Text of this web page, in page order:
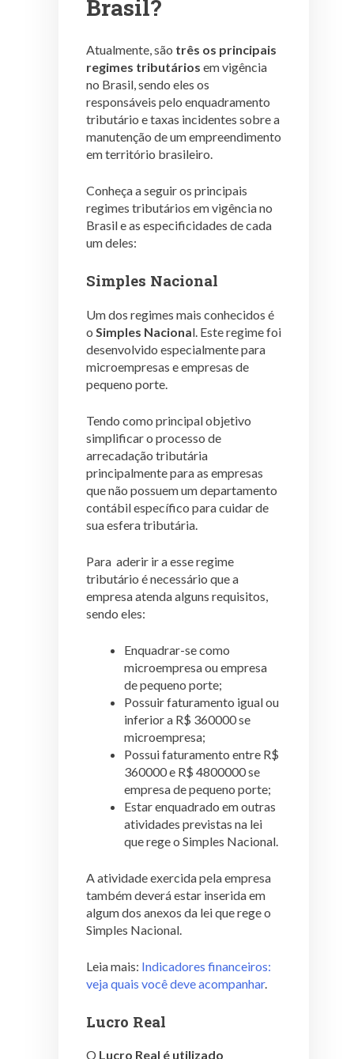
Brasil?
Atualmente, são três os principais
regimes tributários em vigência
no Brasil, sendo eles os
responsáveis pelo enquadramento
tributário e taxas incidentes sobre a
manutenção de um empreendimento
em território brasileiro.
Conheça a seguir os principais
regimes tributários em vigência no
Brasil e as especificidades de cada
um deles:
Simples Nacional
Um dos regimes mais conhecidos é
o Simples Nacional. Este regime foi
desenvolvido especialmente para
microempresas e empresas de
pequeno porte.
Tendo como principal objetivo
simplificar o processo de
arrecadação tributária
principalmente para as empresas
que não possuem um departamento
contábil específico para cuidar de
sua esfera tributária.
Para aderir ir a esse regime
tributário é necessário que a
empresa atenda alguns requisitos,
sendo eles:
Enquadrar-se como
microempresa ou empresa
de pequeno porte;
Possuir faturamento igual ou
inferior a R$ 360000 se
microempresa;
Possui faturamento entre R$
360000 e R$ 4800000 se
empresa de pequeno porte;
Estar enquadrado em outras
atividades previstas na lei
que rege o Simples Nacional.
A atividade exercida pela empresa
também deverá estar inserida em
algum dos anexos da lei que rege o
Simples Nacional.
Leia mais: Indicadores financeiros:
veja quais você deve acompanhar.
Lucro Real
O Lucro Real é utilizado